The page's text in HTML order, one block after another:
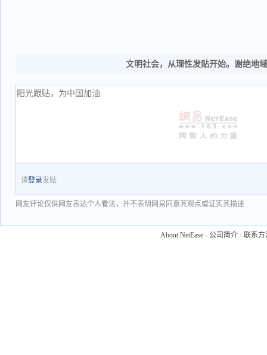
文明社会，从理性发贴开始。谢绝地
请登录发贴
网友评论仅供网友表达个人看法，并不表明网易同意其观点或证实其描述
About NetEase - 公司简介 - 联系方